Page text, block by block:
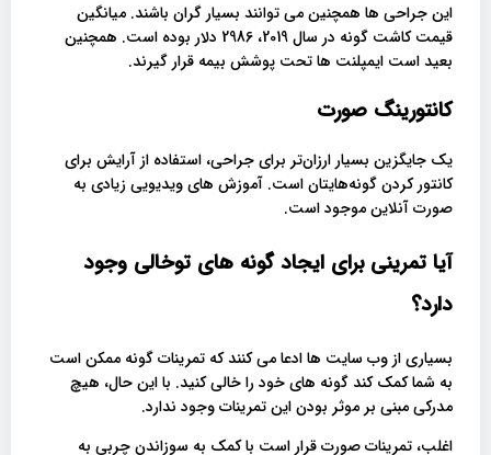
این جراحی ها همچنین می توانند بسیار گران باشند. میانگین
قیمت کاشت گونه در سال 2019، 2986 دلار بوده است. همچنین
بعید است ایمپلنت ها تحت پوشش بیمه قرار گیرند.
کانتورینگ صورت
یک جایگزین بسیار ارزان‌تر برای جراحی، استفاده از آرایش برای
کانتور کردن گونه‌هایتان است. آموزش های ویدیویی زیادی به
صورت آنلاین موجود است.
آیا تمرینی برای ایجاد گونه های توخالی وجود
دارد؟
بسیاری از وب سایت ها ادعا می کنند که تمرینات گونه ممکن است
به شما کمک کند گونه های خود را خالی کنید. با این حال، هیچ
مدرکی مبنی بر موثر بودن این تمرینات وجود ندارد.
اغلب، تمرینات صورت قرار است با کمک به سوزاندن چربی به